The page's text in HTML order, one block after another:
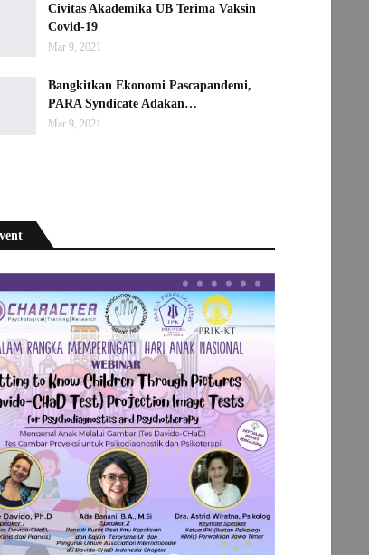
Civitas Akademika UB Terima Vaksin
Covid-19
Mar 9, 2021
Bangkitkan Ekonomi Pascapandemi,
PARA Syndicate Adakan…
Mar 9, 2021